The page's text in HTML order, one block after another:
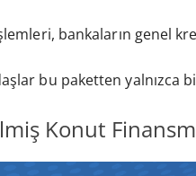
bankaların genel
bu paketten yalnızca
Konut